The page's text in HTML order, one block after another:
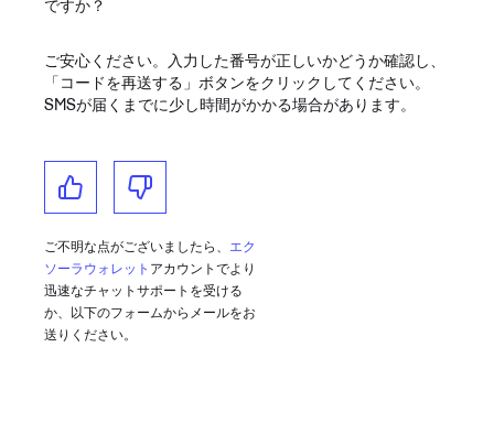
ですか？
ご安心ください。入力した番号が正しいかどうか確認し、
「コードを再送する」ボタンをクリックしてください。
SMSが届くまでに少し時間がかかる場合があります。
ご不明な点がございましたら、 エク
ソーラウォレット アカウントでより
迅速なチャットサポートを受ける
か、以下のフォームからメールをお
送りください。